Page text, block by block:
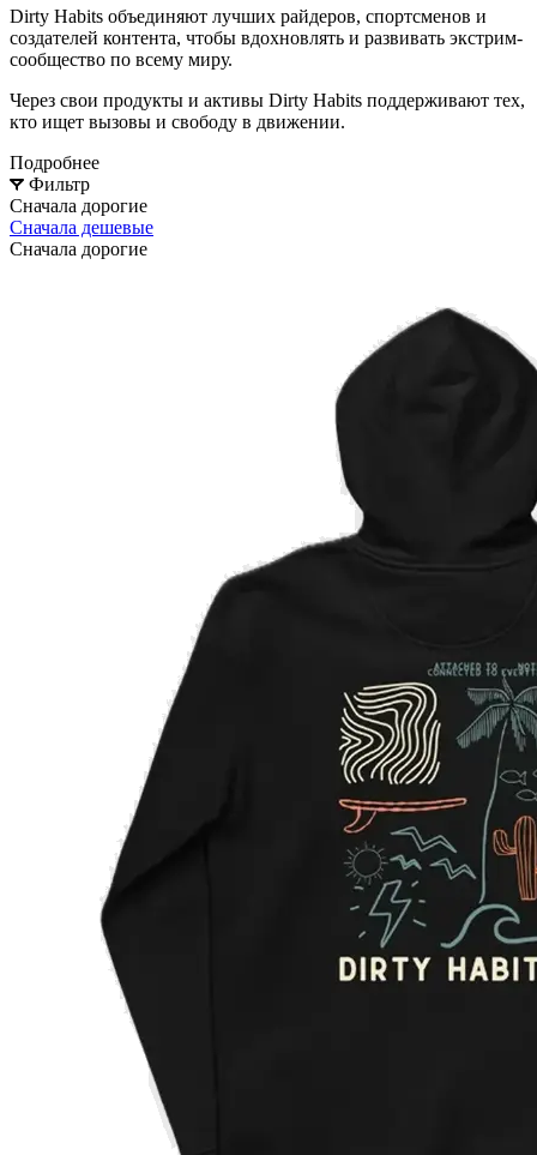
Dirty Habits объединяют лучших райдеров, спортсменов и
создателей контента, чтобы вдохновлять и развивать экстрим-
сообщество по всему миру.
Через свои продукты и активы Dirty Habits поддерживают тех,
кто ищет вызовы и свободу в движении.
Подробнее
Фильтр
Сначала дорогие
Сначала дешевые
Сначала дорогие